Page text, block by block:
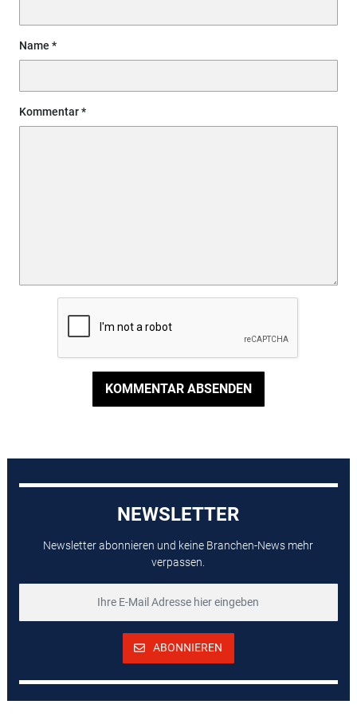
Name
Kommentar
KOMMENTAR ABSENDEN
NEWSLETTER
Newsletter abonnieren und keine Branchen-News mehr
verpassen.
ABONNIEREN